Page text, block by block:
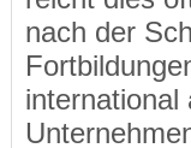
nach der
international